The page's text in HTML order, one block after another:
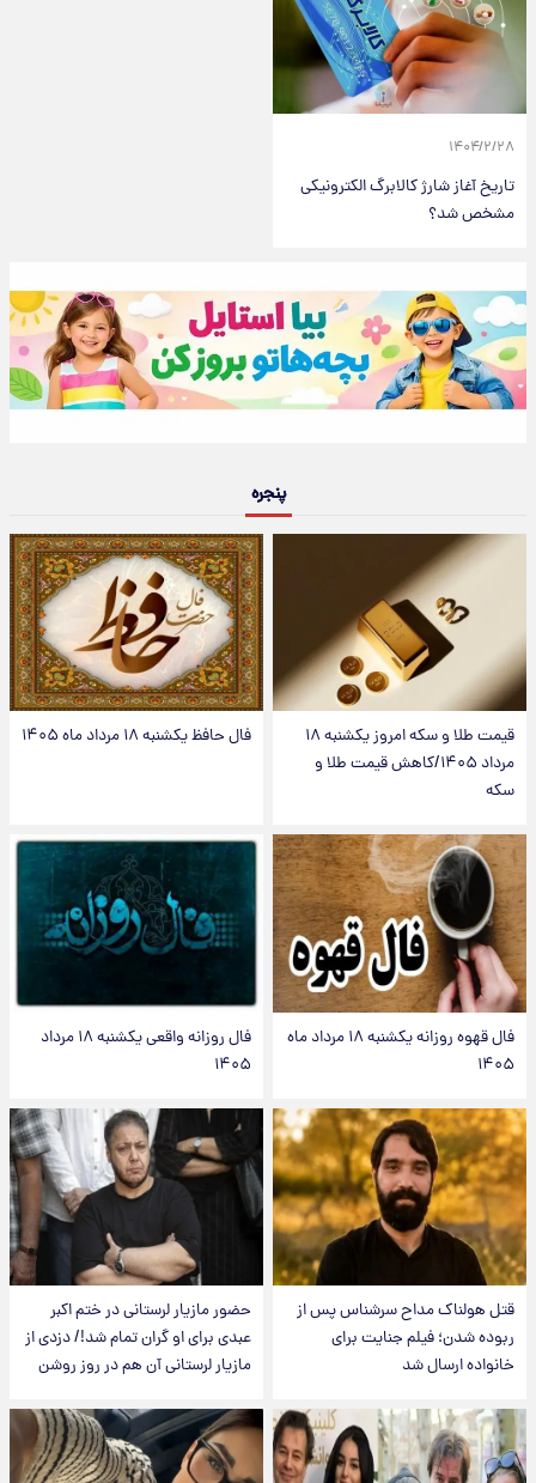
۱۴۰۴/۲/۲۸
تاریخ آغاز شارژ کالابرگ الکترونیکی
مشخص شد؟
پنجره
قیمت طلا و سکه امروز یکشنبه ۱۸
مرداد ۱۴۰۵/کاهش قیمت طلا و
سکه
فال حافظ یکشنبه ۱۸ مرداد ماه ۱۴۰۵
فال قهوه روزانه یکشنبه ۱۸ مرداد ماه
۱۴۰۵
فال روزانه واقعی یکشنبه ۱۸ مرداد
۱۴۰۵
قتل هولناک مداح سرشناس پس از
ربوده شدن؛ فیلم جنایت برای
خانواده ارسال شد
حضور مازیار لرستانی در ختم اکبر
عبدی برای او گران تمام شد!/ دزدی از
مازیار لرستانی آن هم در روز روشن